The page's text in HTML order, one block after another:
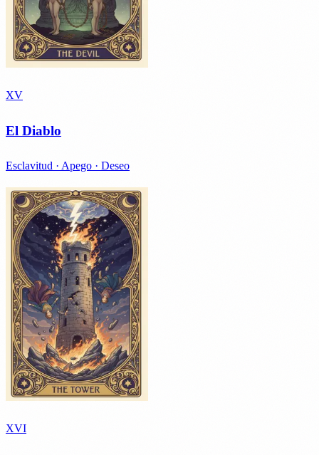
XV
El Diablo
Esclavitud · Apego · Deseo
XVI